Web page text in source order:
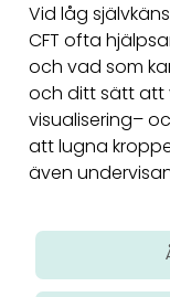
Vid låg
CFT ofta
och vad som
och ditt sätt att
visualisering–
att lugna
även